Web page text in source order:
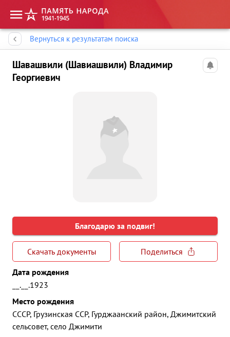
Вернуться к результатам поиска
Шавашвили (Шавиашвили) Владимир
Георгиевич
Благодарю за подвиг!
Скачать документы
Поделиться
Дата рождения
__.__.1923
Место рождения
СССР, Грузинская ССР, Гурджаанский район, Джимитский
сельсовет, село Джимити
Память народа